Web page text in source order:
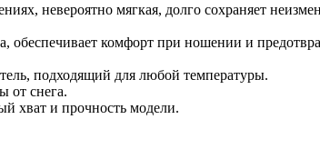
невероятно мягкая, долго сохраняет
обеспечивает комфорт при ношении и
подходящий для любой температуры.
от снега.
хват и прочность модели.